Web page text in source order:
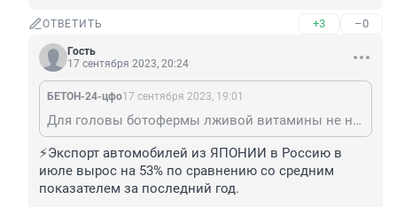
ОТВЕТИТЬ +3 –0
Гость
17 сентября 2023, 20:24
БЕТОН-24-цфо17 сентября 2023, 19:01
Для головы ботофермы лживой витамины не нужны - они заряжаются пропагандой ТВ
⚡️Экспорт автомобилей из ЯПОНИИ в Россию в
июле вырос на 53% по сравнению со средним
показателем за последний год.